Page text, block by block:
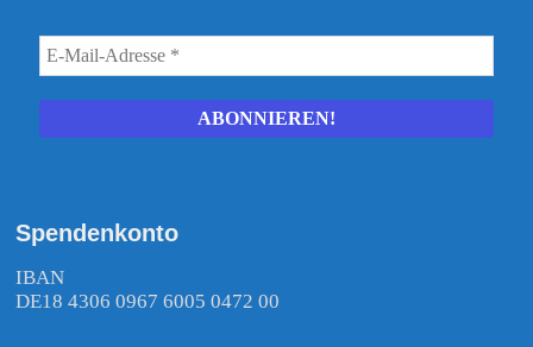
Spendenkonto
IBAN
DE18 4306 0967 6005 0472 00